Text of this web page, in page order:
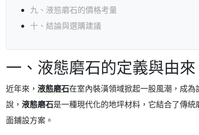
九、液態磨石的價格考量
十、結論與選購建議
一、液態磨石的定義與由來
近年來， 液態磨石在室內裝潢領域掀起一股風潮，成
說， 液態磨石是一種現代化的地坪材料，它結合了傳
面鋪設方案。